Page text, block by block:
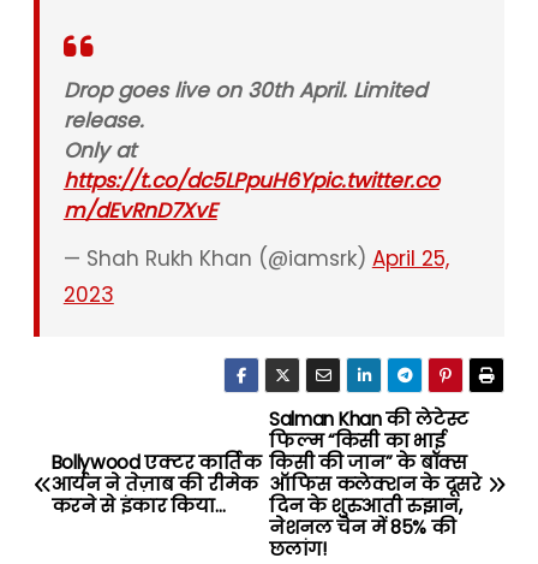
Drop goes live on 30th April. Limited
release.
Only at
https://t.co/dc5LPpuH6Ypic.twitter.co
m/dEvRnD7XvE
— Shah Rukh Khan (@iamsrk) April 25,
2023
o
Salman Khan की लेटेस्ट
फिल्म “किसी का भाई
किसी की जान” के बॉक्स
ऑफिस कलेक्शन के दूसरे
दिन के शुरुआती रुझान,
नेशनल चेन में 85% की
छलांग!
Bollywood एक्टर कार्तिक
आर्यन ने तेज़ाब की रीमेक
करने से इंकार किया…